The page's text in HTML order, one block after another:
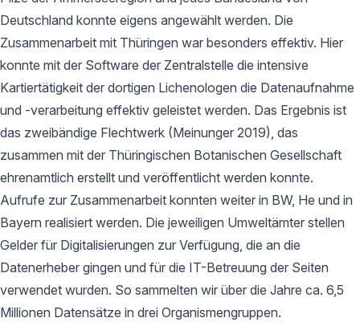
Deutschland konnte eigens angewählt werden. Die
Zusammenarbeit mit Thüringen war besonders effektiv. Hier
konnte mit der Software der Zentralstelle die intensive
Kartiertätigkeit der dortigen Lichenologen die Datenaufnahme
und -verarbeitung effektiv geleistet werden. Das Ergebnis ist
das zweibändige Flechtwerk (Meinunger 2019), das
zusammen mit der Thüringischen Botanischen Gesellschaft
ehrenamtlich erstellt und veröffentlicht werden konnte.
Aufrufe zur Zusammenarbeit konnten weiter in BW, He und in
Bayern realisiert werden. Die jeweiligen Umweltämter stellen
Gelder für Digitalisierungen zur Verfügung, die an die
Datenerheber gingen und für die IT-Betreuung der Seiten
verwendet wurden. So sammelten wir über die Jahre ca. 6,5
Millionen Datensätze in drei Organismengruppen.